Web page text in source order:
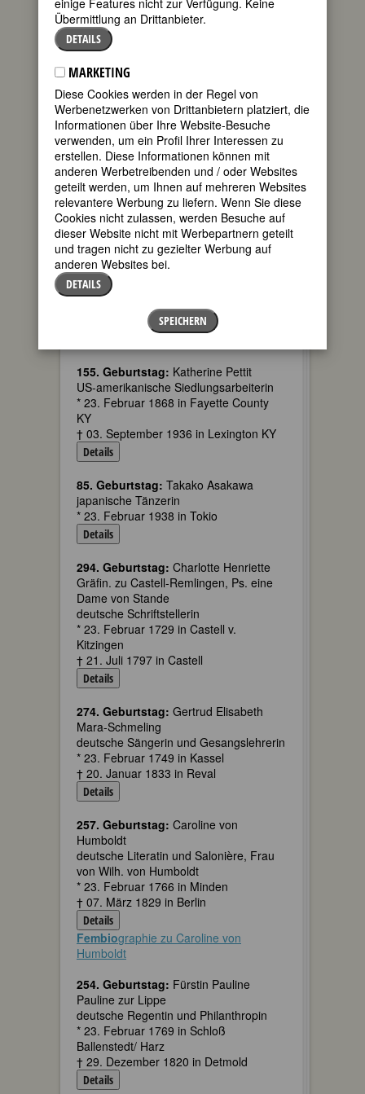
Details
40. Geburtstag:
britische Schauspielerin
* 23. Februar 1983 in London
Details
315. Geburtstag:Maria Theresia Serri,
Ordensname Maria Diomira von der
Menschwerdung
italienische Mystikerin; Klarissen-
Kapuzinerin
* 23. Februar 1708 in Genua
† 14. Januar 1768 in Fanano
Details
155. Geburtstag:
Döbeli, Ps. Maria v. Lindenberg
Schweizer Schriftstellerin
* 23. Februar 1868 in Sarmenstorf,
Kanton Aargau
155. Geburtstag: Katherine Pettit
US-amerikanische Siedlungsarbeiterin
* 23. Februar 1868 in Fayette County
KY
† 03. September 1936 in Lexington KY
Details
85. Geburtstag: Takako Asakawa
japanische Tänzerin
* 23. Februar 1938 in Tokio
Details
294. Geburtstag: Charlotte Henriette
Gräfin. zu Castell-Remlingen, Ps. eine
Dame von Stande
deutsche Schriftstellerin
* 23. Februar 1729 in Castell v.
Kitzingen
† 21. Juli 1797 in Castell
Details
274. Geburtstag: Gertrud Elisabeth
Mara-Schmeling
deutsche Sängerin und Gesangslehrerin
* 23. Februar 1749 in Kassel
† 20. Januar 1833 in Reval
Details
257. Geburtstag: Caroline von
Humboldt
deutsche Literatin und Salonière, Frau
von Wilh. von Humboldt
* 23. Februar 1766 in Minden
† 07. März 1829 in Berlin
Details
Fembiographie zu Caroline von
Humboldt
254. Geburtstag: Fürstin Pauline
Pauline zur Lippe
deutsche Regentin und Philanthropin
* 23. Februar 1769 in Schloß
Ballenstedt/ Harz
† 29. Dezember 1820 in Detmold
Details
einige Features nicht zur Verfügung. Keine
Übermittlung an Drittanbieter.
DETAILS
MARKETING
Diese Cookies werden in der Regel von
Werbenetzwerken von Drittanbietern platziert, die
Informationen über Ihre Website-Besuche
verwenden, um ein Profil Ihrer Interessen zu
erstellen. Diese Informationen können mit
anderen Werbetreibenden und / oder Websites
geteilt werden, um Ihnen auf mehreren Websites
relevantere Werbung zu liefern. Wenn Sie diese
Cookies nicht zulassen, werden Besuche auf
dieser Website nicht mit Werbepartnern geteilt
und tragen nicht zu gezielter Werbung auf
anderen Websites bei.
DETAILS
SPEICHERN